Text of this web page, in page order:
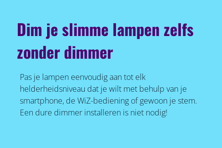
Dim je slimme lampen zelfs
zonder dimmer
Pas je lampen eenvoudig aan tot elk
helderheidsniveau dat je wilt met behulp van je
smartphone, de WiZ-bediening of gewoon je stem.
Een dure dimmer installeren is niet nodig!